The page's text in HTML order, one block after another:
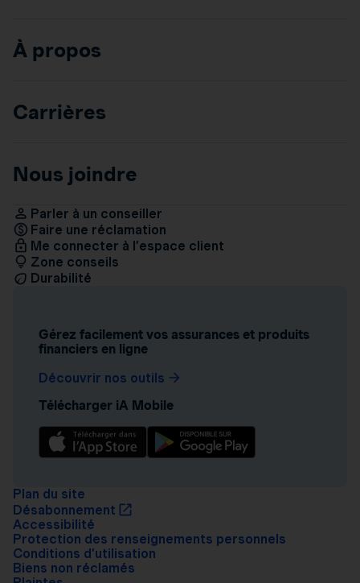
À propos
Carrières
Nous joindre
Parler à un conseiller
Faire une réclamation
Me connecter à l’espace client
Zone conseils
Durabilité
Gérez facilement vos assurances et produits
financiers en ligne
Découvrir nos outils
Télécharger iA Mobile
Plan du site
Désabonnement
Accessibilité
Protection des renseignements personnels
Conditions d’utilisation
Biens non réclamés